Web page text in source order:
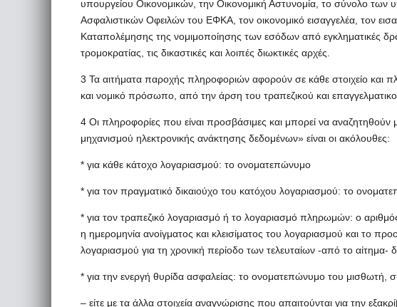
υπουργείου Οικονομικών, την Οικονομική Αστυνομία, το σύνολο των
Ασφαλιστικών Οφειλών του ΕΦΚΑ, τον οικονομικό εισαγγελέα, τον
Καταπολέμησης της νομιμοποίησης των εσόδων από εγκληματικές
τρομοκρατίας, τις δικαστικές και λοιπές διωκτικές αρχές.
3 Τα αιτήματα παροχής πληροφοριών αφορούν σε κάθε στοιχείο και
και νομικό πρόσωπο, από την άρση του τραπεζικού και
4 Οι πληροφορίες που είναι προσβάσιμες και μπορεί να
μηχανισμού ηλεκτρονικής ανάκτησης δεδομένων» είναι οι ακόλουθες:
* για κάθε κάτοχο λογαριασμού: το ονοματεπώνυμο
* για τον πραγματικό δικαιούχο του κατόχου λογαριασμού: το
* για τον τραπεζικό λογαριασμό ή το λογαριασμό πληρωμών: ο
η ημερομηνία ανοίγματος και κλεισίματος του λογαριασμού και το
λογαριασμού για τη χρονική περίοδο των τελευταίων -από το αίτημα-
* για την ενεργή θυρίδα ασφαλείας: το ονοματεπώνυμο του μισθωτή,
– είτε με τα άλλα στοιχεία αναγνώρισης που απαιτούνται για την